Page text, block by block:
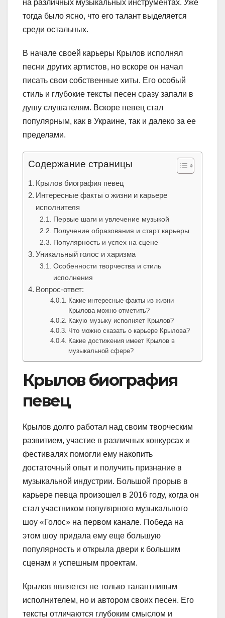
на различных музыкальных инструментах. Уже
тогда было ясно, что его талант выделяется
среди остальных.
В начале своей карьеры Крылов исполнял
песни других артистов, но вскоре он начал
писать свои собственные хиты. Его особый
стиль и глубокие тексты песен сразу запали в
душу слушателям. Вскоре певец стал
популярным, как в Украине, так и далеко за ее
пределами.
Содержание страницы
Крылов биография певец
Интересные факты о жизни и карьере
исполнителя
Первые шаги и увлечение музыкой
Получение образования и старт карьеры
Популярность и успех на сцене
Уникальный голос и харизма
Особенности творчества и стиль
исполнения
Вопрос-ответ:
Какие интересные факты из жизни
Крылова можно отметить?
Какую музыку исполняет Крылов?
Что можно сказать о карьере Крылова?
Какие достижения имеет Крылов в
музыкальной сфере?
Крылов биография
певец
Крылов долго работал над своим творческим
развитием, участие в различных конкурсах и
фестивалях помогли ему накопить
достаточный опыт и получить признание в
музыкальной индустрии. Большой прорыв в
карьере певца произошел в 2016 году, когда он
стал участником популярного музыкального
шоу «Голос» на первом канале. Победа на
этом шоу придала ему еще большую
популярность и открыла двери к большим
сценам и успешным проектам.
Крылов является не только талантливым
исполнителем, но и автором своих песен. Его
тексты отличаются глубоким смыслом и